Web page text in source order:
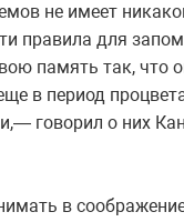
не имеет
правила для
память так, что
в период
говорил о них
в